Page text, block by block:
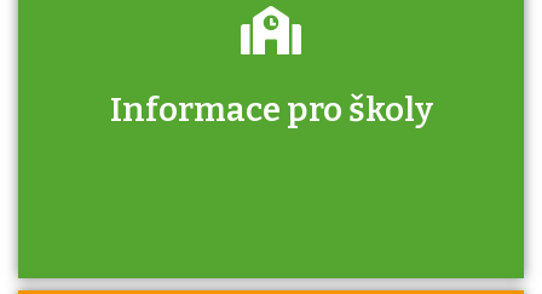
Informace pro školy
Zjistěte, jak se přihlásit ke zkoušce a kde